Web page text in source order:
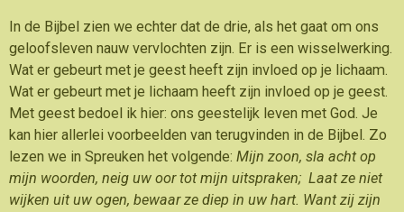
In de Bijbel zien we echter dat de drie, als het gaat om ons
geloofsleven nauw vervlochten zijn. Er is een wisselwerking.
Wat er gebeurt met je geest heeft zijn invloed op je lichaam.
Wat er gebeurt met je lichaam heeft zijn invloed op je geest.
Met geest bedoel ik hier: ons geestelijk leven met God. Je
kan hier allerlei voorbeelden van terugvinden in de Bijbel. Zo
lezen we in Spreuken het volgende: Mijn zoon, sla acht op
mijn woorden, neig uw oor tot mijn uitspraken; Laat ze niet
wijken uit uw ogen, bewaar ze diep in uw hart. Want zij zijn